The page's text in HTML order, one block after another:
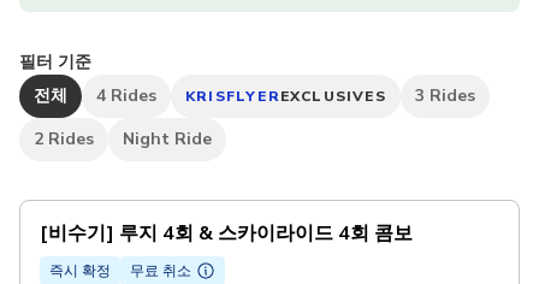
필터 기준
전체
4 Rides KRISFLYEREXCLUSIVES
3 Rides
2 Rides
Night Ride
[비수기] 루지 4회 & 스카이라이드 4회 콤보
즉시 확정 무료 취소